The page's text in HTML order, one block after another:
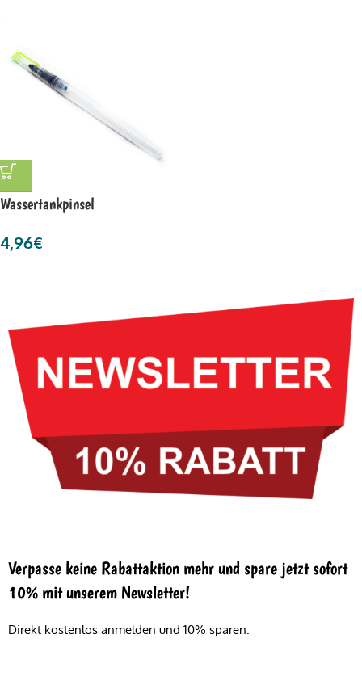
Wassertankpinsel
4,96€
Verpasse keine Rabattaktion mehr und spare jetzt sofort
10% mit unserem Newsletter!
Direkt kostenlos anmelden und 10% sparen.